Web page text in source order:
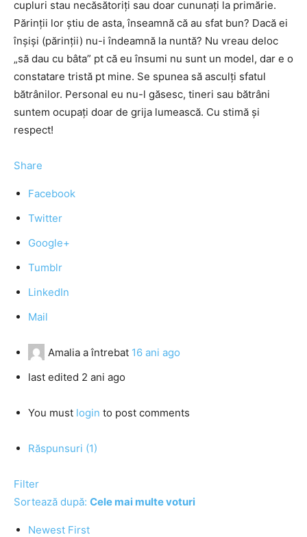
cupluri stau necăsătoriţi sau doar cununaţi la primărie.
Părinţii lor ştiu de asta, înseamnă că au sfat bun? Dacă ei
înșişi (părinţii) nu-i îndeamnă la nuntă? Nu vreau deloc
„să dau cu bâta” pt că eu însumi nu sunt un model, dar e o
constatare tristă pt mine. Se spunea să asculţi sfatul
bătrânilor. Personal eu nu-l găsesc, tineri sau bătrâni
suntem ocupaţi doar de grija lumească. Cu stimă şi
respect!
Share
Facebook
Twitter
Google+
Tumblr
LinkedIn
Mail
Amalia a întrebat 16 ani ago
last edited 2 ani ago
You must login to post comments
Răspunsuri (1)
Filter
Sortează după: Cele mai multe voturi
Newest First